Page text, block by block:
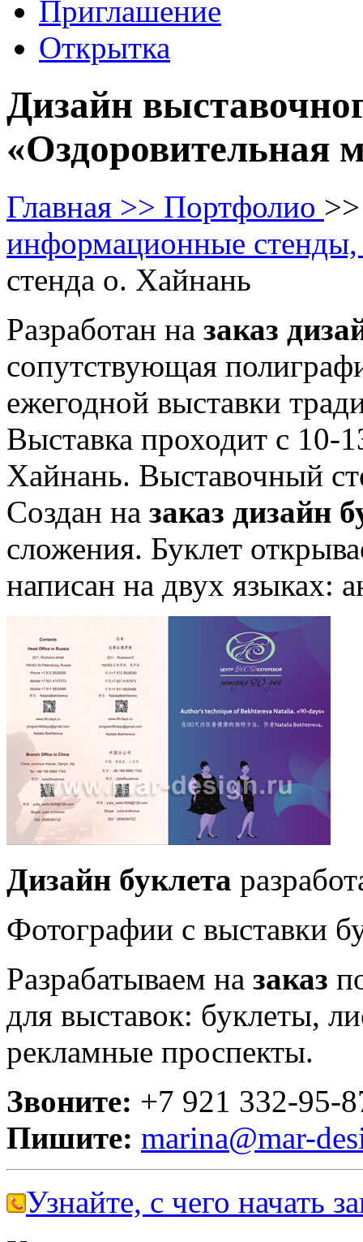
Приглашение
Открытка
Дизайн
«Оздоровительная
Главная >> Портфолио
информационные
стенда о. Хайнань
Разработан на заказ
сопутствующая
ежегодной выставки
Выставка проходит с 10-
Хайнань. Выставочный
Создан на заказ дизайн
сложения. Буклет
написан на двух языках:
Дизайн буклета
Фотографии с выставки
Разрабатываем на заказ
для выставок: буклеты,
рекламные проспекты.
Звоните: +7 921 332-95-
Пишите: marina@mar-
Узнайте, с чего начать